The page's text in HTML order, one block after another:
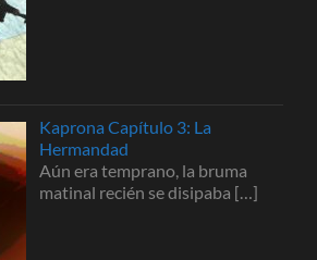
Kaprona Capítulo 3: La
Hermandad
Aún era temprano, la bruma
matinal recién se disipaba […]